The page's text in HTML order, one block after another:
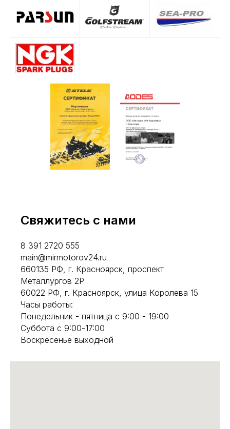
Свяжитесь с нами
8 391 2720 555
main@mirmotorov24.ru
660135 РФ, г. Красноярск, проспект
Металлургов 2Р
60022 РФ, г. Красноярск, улица Королева 15
Часы работы:
Понедельник - пятница с 9:00 - 19:00
Суббота с 9:00-17:00
Воскресенье выходной